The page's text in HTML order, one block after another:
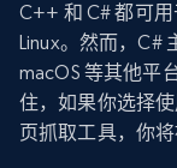
C++ 和 C# 都可
Linux。然而，C#
macOS 等其他平
住，如果你选择
页抓取工具，你将